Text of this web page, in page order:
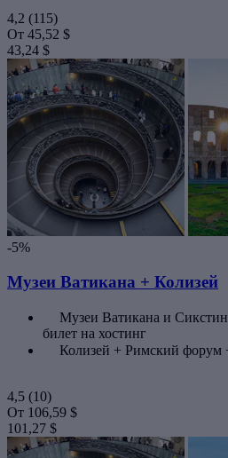
4,2 (115)
От 45,52 $
43,24 $
-5%
Музеи Ватикана + Колизей
Музеи Ватикана и
билет на хостинг
Колизей + Римский форум
4,5 (10)
От 106,59 $
101,27 $